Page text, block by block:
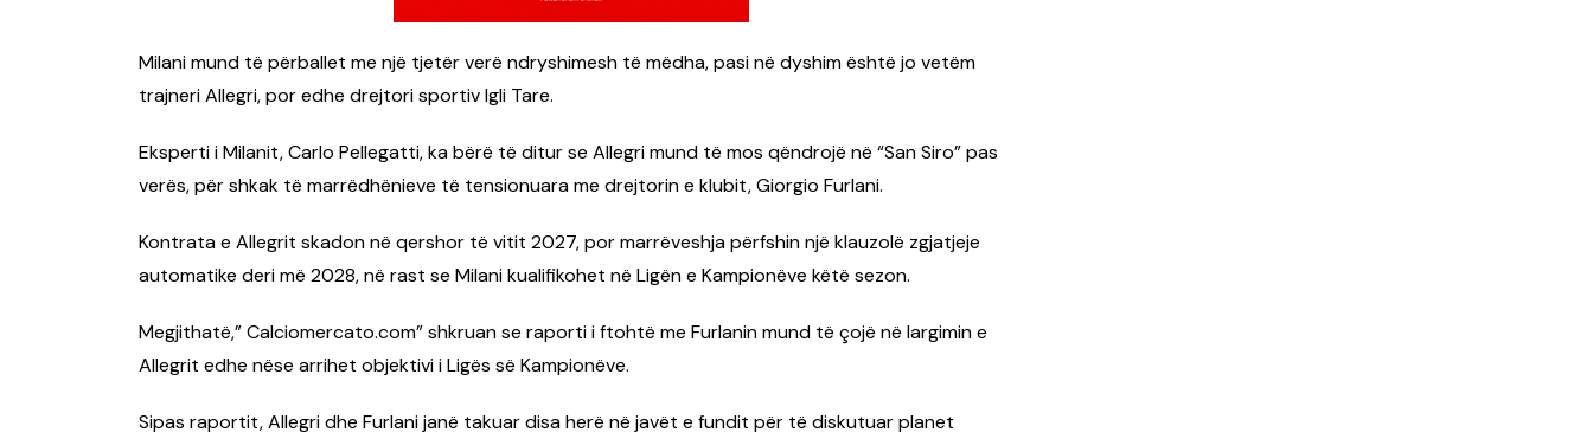
Milani mund të përballet me një tjetër verë ndryshimesh të mëdha, pasi në dyshim është jo vetëm
trajneri Allegri, por edhe drejtori sportiv Igli Tare.
Eksperti i Milanit, Carlo Pellegatti, ka bërë të ditur se Allegri mund të mos qëndrojë në “San Siro” pas
verës, për shkak të marrëdhënieve të tensionuara me drejtorin e klubit, Giorgio Furlani.
Kontrata e Allegrit skadon në qershor të vitit 2027, por marrëveshja përfshin një klauzolë zgjatjeje
automatike deri më 2028, në rast se Milani kualifikohet në Ligën e Kampionëve këtë sezon.
Megjithatë,” Calciomercato.com” shkruan se raporti i ftohtë me Furlanin mund të çojë në largimin e
Allegrit edhe nëse arrihet objektivi i Ligës së Kampionëve.
Sipas raportit, Allegri dhe Furlani janë takuar disa herë në javët e fundit për të diskutuar planet